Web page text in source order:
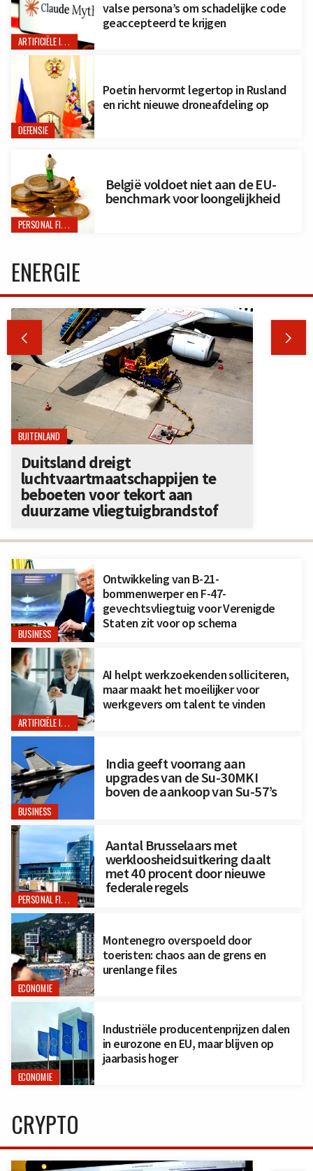
ARTIFICIËLE INTELLIGENTIE
valse persona’s om schadelijke code
geaccepteerd te krijgen
DEFENSIE
Poetin hervormt legertop in Rusland
en richt nieuwe droneafdeling op
PERSONAL FINANCE
België voldoet niet aan de EU-
benchmark voor loongelijkheid
BUSINESS
Ontwikkeling van B-21-
bommenwerper en F-47-
gevechtsvliegtuig voor Verenigde
Staten zit voor op schema
ARTIFICIËLE INTELLIGENTIE
AI helpt werkzoekenden solliciteren,
maar maakt het moeilijker voor
werkgevers om talent te vinden
BUSINESS
India geeft voorrang aan
upgrades van de Su-30MKI
boven de aankoop van Su-57’s
PERSONAL FINANCE
Aantal Brusselaars met
werkloosheidsuitkering daalt
met 40 procent door nieuwe
federale regels
ECONOMIE
Montenegro overspoeld door
toeristen: chaos aan de grens en
urenlange files
ECONOMIE
Industriële producentenprijzen dalen
in eurozone en EU, maar blijven op
jaarbasis hoger
ENERGIE
 
BUITENLAND
Duitsland dreigt
luchtvaartmaatschappijen te
beboeten voor tekort aan
duurzame vliegtuigbrandstof
CRYPTO